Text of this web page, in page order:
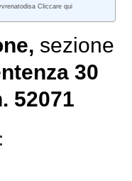
Cliccare qui
sezione
30
52071